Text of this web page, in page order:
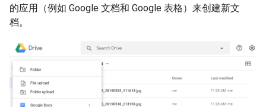
的应用（例如 Google 文档和 Google 表格）来创建新文
档。